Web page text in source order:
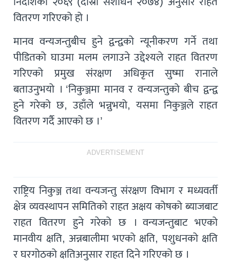
वितरण गरिएको हो ।
मानव वन्यजन्तुबीच हुने द्वन्द्वको न्यूनीकरण गर्ने तथा
पीडितको घाउमा मलम लगाउने उद्देश्यले राहत वितरण
गरिएको प्रमुख संरक्षण अधिकृत सुष्मा रानाले
बताउनुभयो । ‘निकुञ्जमा मानव र वन्यजन्तुको बीच द्वन्द्व
हुने गरेको छ, उहाँले भन्नुभयो, यसमा निकुञ्जले राहत
वितरण गर्दै आएको छ ।’
ADVERTISEMENT
राष्ट्रिय निकुञ्ज तथा वन्यजन्तु संरक्षण विभाग र मध्यवर्ती
क्षेत्र व्यवस्थापन समितिको राहत अक्षय कोषको ब्याजबाट
राहत वितरण हुने गरेको छ । वन्यजन्तुबाट भएको
मानवीय क्षति, अन्नबालीमा भएको क्षति, पशुधनको क्षति
र घरगोठको क्षतिअनुसार राहत दिने गरिएको छ ।